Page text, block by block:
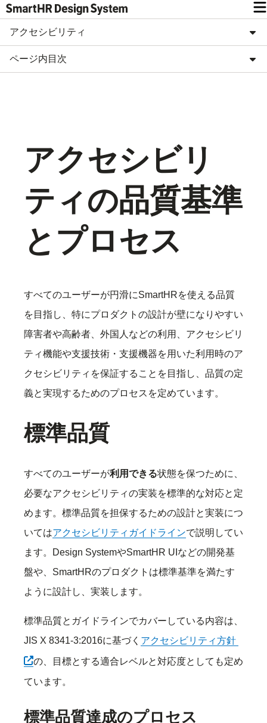
アクセシビリティ
ページ内目次
アクセシビリ
ティの品質基準
とプロセス
すべてのユーザーが円滑にSmartHRを使える品質
を目指し、特にプロダクトの設計が壁になりやすい
障害者や高齢者、外国人などの利用、アクセシビリ
ティ機能や支援技術・支援機器を用いた利用時のア
クセシビリティを保証することを目指し、品質の定
義と実現するためのプロセスを定めています。
標準品質
すべてのユーザーが利用できる状態を保つために、
必要なアクセシビリティの実装を標準的な対応と定
めます。標準品質を担保するための設計と実装につ
いてはアクセシビリティガイドラインで説明してい
ます。Design SystemやSmartHR UIなどの開発基
盤や、SmartHRのプロダクトは標準基準を満たす
ように設計し、実装します。
標準品質とガイドラインでカバーしている内容は、
JIS X 8341-3:2016に基づく アクセシビリティ方針
の、目標とする適合レベルと対応度としても定め
ています。
標準品質達成のプロセス